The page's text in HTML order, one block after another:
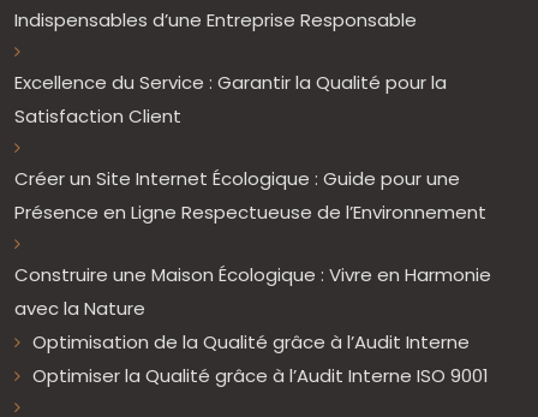
Indispensables d’une Entreprise Responsable
Excellence du Service : Garantir la Qualité pour la
Satisfaction Client
Créer un Site Internet Écologique : Guide pour une
Présence en Ligne Respectueuse de l’Environnement
Construire une Maison Écologique : Vivre en Harmonie
avec la Nature
Optimisation de la Qualité grâce à l’Audit Interne
Optimiser la Qualité grâce à l’Audit Interne ISO 9001